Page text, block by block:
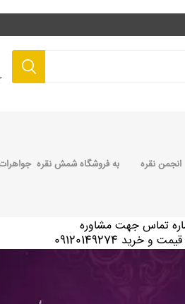
انجمن نقره به فروشگاه شمش نقره
تماس جهت مشاوره
و خرید 09120149274